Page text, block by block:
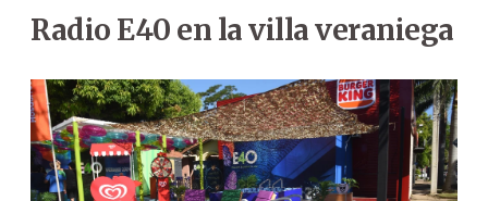
Radio E40 en la villa veraniega